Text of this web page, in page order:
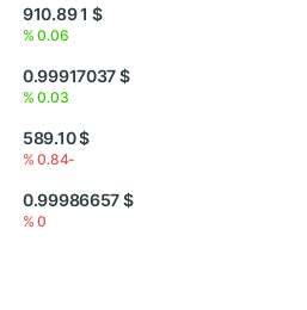
$ 1 910.89
0.06 %
$ 0.99917037
0.03 %
$ 589.10
-0.84 %
$ 0.99986657
0 %